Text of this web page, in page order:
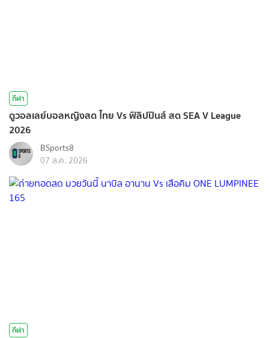
กีฬา
ดูวอลเลย์บอลหญิงสด ไทย Vs ฟิลิปปินส์ สด SEA V League
2026
BSports8
07 ส.ค. 2026
กีฬา